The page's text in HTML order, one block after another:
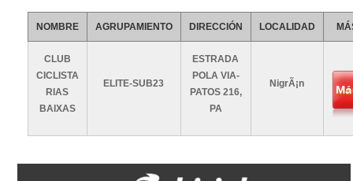
NOMBRE AGRUPAMIENTO DIRECCIÓN LOCALIDAD
CLUB
CICLISTA
RIAS
BAIXAS
ELITE-SUB23
ESTRADA
POLA VIA-
PATOS 216,
PA
NigrÃ¡n